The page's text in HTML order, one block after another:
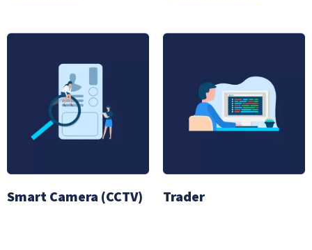
Smart Camera (CCTV) Trader